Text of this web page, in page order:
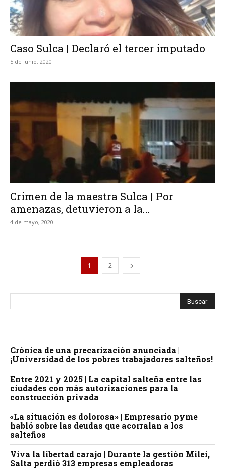
Caso Sulca | Declaró el tercer imputado
5 de junio, 2020
Crimen de la maestra Sulca | Por
amenazas, detuvieron a la...
4 de mayo, 2020
1 2
Crónica de una precarización anunciada |
¡Universidad de los pobres trabajadores salteños!
Entre 2021 y 2025 | La capital salteña entre las
ciudades con más autorizaciones para la
construcción privada
«La situación es dolorosa» | Empresario pyme
habló sobre las deudas que acorralan a los
salteños
Viva la libertad carajo | Durante la gestión Milei,
Salta perdió 313 empresas empleadoras